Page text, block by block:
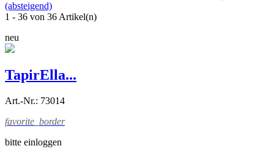
(absteigend)
1 - 36 von 36 Artikel(n)
neu
TapirElla...
Art.-Nr.: 73014
favorite_border
bitte einloggen